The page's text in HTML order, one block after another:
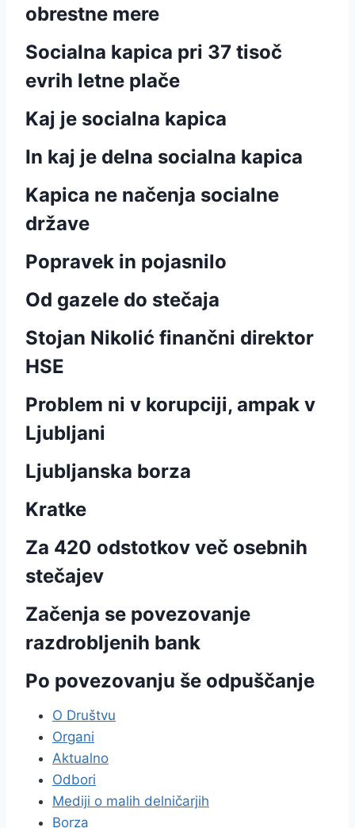
obrestne mere
Socialna kapica pri 37 tisoč
evrih letne plače
Kaj je socialna kapica
In kaj je delna socialna kapica
Kapica ne načenja socialne
države
Popravek in pojasnilo
Od gazele do stečaja
Stojan Nikolić finančni direktor
HSE
Problem ni v korupciji, ampak v
Ljubljani
Ljubljanska borza
Kratke
Za 420 odstotkov več osebnih
stečajev
Začenja se povezovanje
razdrobljenih bank
Po povezovanju še odpuščanje
O Društvu
Organi
Aktualno
Odbori
Mediji o malih delničarjih
Borza